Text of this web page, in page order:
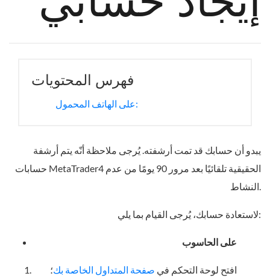
فهرس المحتويات
على الهاتف المحمول:
يبدو أن حسابك قد تمت أرشفته. يُرجى ملاحظة أنّه يتم أرشفة
حسابات MetaTrader4 الحقيقية تلقائيًا بعد مرور 90 يومًا من عدم
لاستعادة حسابك، يُرجى القيام بما يلي:
على الحاسوب
افتح لوحة التحكم في صفحة المتداول الخاصة بك؛